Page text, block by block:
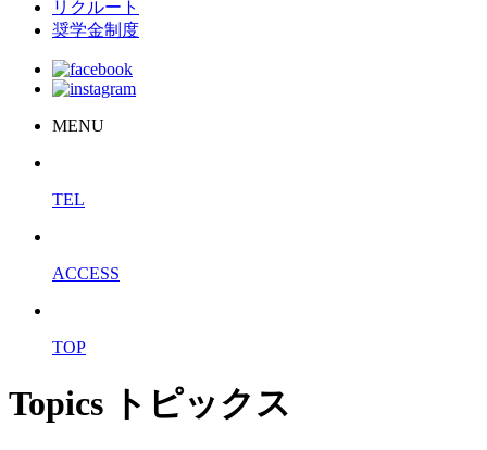
リクルート
奨学金制度
MENU
TEL
ACCESS
TOP
Topics トピックス